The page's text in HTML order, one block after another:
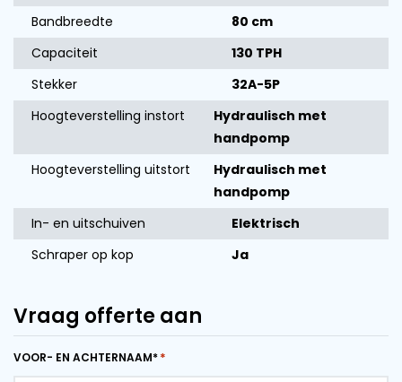
Bandbreedte
80 cm
Capaciteit
130 TPH
Stekker
32A-5P
Hoogteverstelling instort
Hydraulisch met
handpomp
Hoogteverstelling uitstort
Hydraulisch met
handpomp
In- en uitschuiven
Elektrisch
Schraper op kop
Ja
Vraag offerte aan
VOOR- EN ACHTERNAAM*